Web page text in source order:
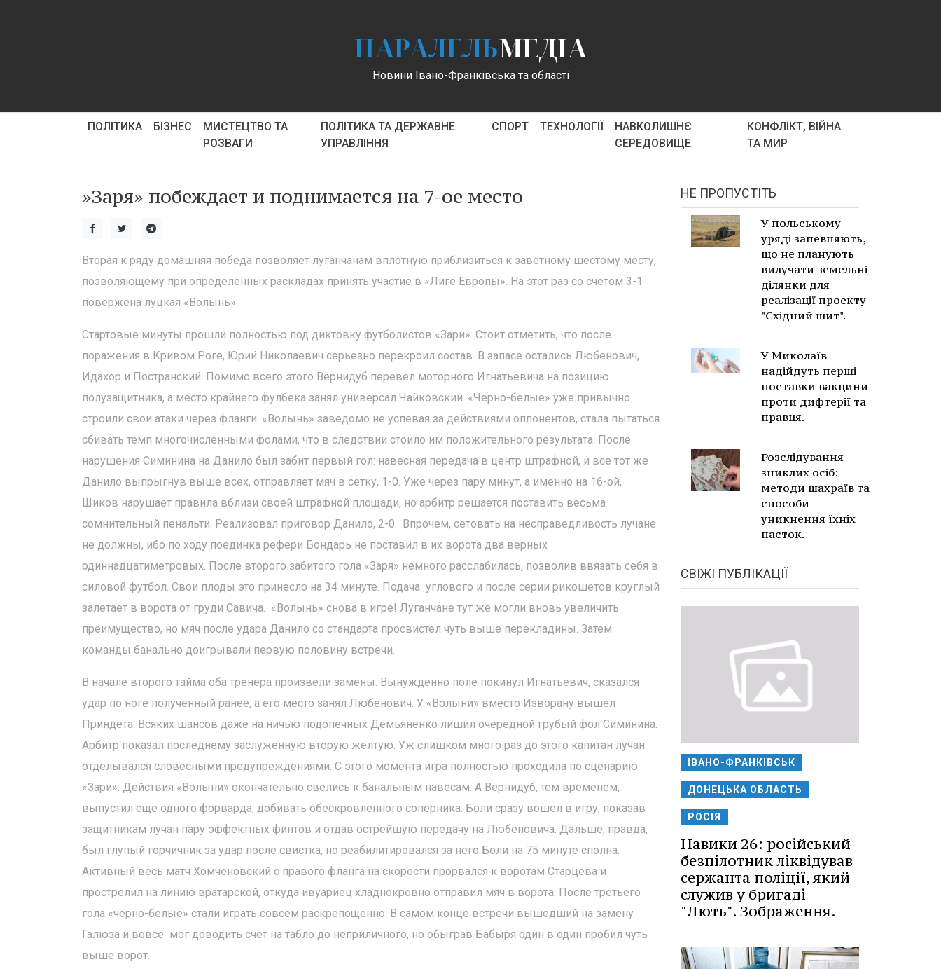
ПАРАЛЕЛЬМЕДІА
Новини Івано-Франківська та області
ПОЛІТИКА БІЗНЕС
МИСТЕЦТВО ТА
РОЗВАГИ
ПОЛІТИКА ТА ДЕРЖАВНЕ
УПРАВЛІННЯ
СПОРТ ТЕХНОЛОГІЇ
НАВКОЛИШНЄ
СЕРЕДОВИЩЕ
КОНФЛІКТ, ВІЙНА
ТА МИР
»Заря» побеждает и поднимается на 7-ое место
Вторая к ряду домашняя победа позволяет луганчанам вплотную приблизиться к заветному шестому месту,
позволяющему при определенных раскладах принять участие в «Лиге Европы». На этот раз со счетом 3-1
повержена луцкая «Волынь».
Стартовые минуты прошли полностью под диктовку футболистов «Зари». Стоит отметить, что после
поражения в Кривом Роге, Юрий Николаевич серьезно перекроил состав. В запасе остались Любенович,
Идахор и Постранский. Помимо всего этого Вернидуб перевел моторного Игнатьевича на позицию
полузащитника, а место крайнего фулбека занял универсал Чайковский. «Черно-белые» уже привычно
строили свои атаки через фланги. «Волынь» заведомо не успевая за действиями оппонентов, стала пытаться
сбивать темп многочисленными фолами, что в следствии стоило им положительного результата. После
нарушения Симинина на Данило был забит первый гол: навесная передача в центр штрафной, и все тот же
Данило выпрыгнув выше всех, отправляет мяч в сетку, 1-0. Уже через пару минут, а именно на 16-ой,
Шиков нарушает правила вблизи своей штрафной площади, но арбитр решается поставить весьма
сомнительный пенальти. Реализовал приговор Данило, 2-0. Впрочем, сетовать на несправедливость лучане
не должны, ибо по ходу поединка рефери Бондарь не поставил в их ворота два верных
одиннадцатиметровых. После второго забитого гола «Заря» немного расслабилась, позволив ввязать себя в
силовой футбол. Свои плоды это принесло на 34 минуте. Подача углового и после серии рикошетов круглый
залетает в ворота от груди Савича. «Волынь» снова в игре! Луганчане тут же могли вновь увеличить
преимущество, но мяч после удара Данило со стандарта просвистел чуть выше перекладины. Затем
команды банально доигрывали первую половину встречи.
В начале второго тайма оба тренера произвели замены. Вынужденно поле покинул Игнатьевич, сказался
удар по ноге полученный ранее, а его место занял Любенович. У «Волыни» вместо Изворану вышел
Приндета. Всяких шансов даже на ничью подопечных Демьяненко лишил очередной грубый фол Симинина.
Арбитр показал последнему заслуженную вторую желтую. Уж слишком много раз до этого капитан лучан
отделывался словесными предупреждениями. С этого момента игра полностью проходила по сценарию
«Зари». Действия «Волыни» окончательно свелись к банальным навесам. А Вернидуб, тем временем,
выпустил еще одного форварда, добивать обескровленного соперника. Боли сразу вошел в игру, показав
защитникам лучан пару эффектных финтов и отдав острейшую передачу на Любеновича. Дальше, правда,
был глупый горчичник за удар после свистка, но реабилитировался за него Боли на 75 минуте сполна.
Активный весь матч Хомченовский с правого фланга на скорости прорвался к воротам Старцева и
прострелил на линию вратарской, откуда ивуариец хладнокровно отправил мяч в ворота. После третьего
гола «черно-белые» стали играть совсем раскрепощенно. В самом конце встречи вышедший на замену
Галюза и вовсе мог доводить счет на табло до неприличного, но обыграв Бабыря один в один пробил чуть
выше ворот.
НЕ ПРОПУСТІТЬ
У польському
уряді запевняють,
що не планують
вилучати земельні
ділянки для
реалізації проекту
"Східний щит".
У Миколаїв
надійдуть перші
поставки вакцини
проти дифтерії та
правця.
Розслідування
зниклих осіб:
методи шахраїв та
способи
уникнення їхніх
пасток.
СВІЖІ ПУБЛІКАЦІЇ
ІВАНО-ФРАНКІВСЬК
ДОНЕЦЬКА ОБЛАСТЬ
РОСІЯ
Навики 26: російський
безпілотник ліквідував
сержанта поліції, який
служив у бригаді
"Лють". Зображення.